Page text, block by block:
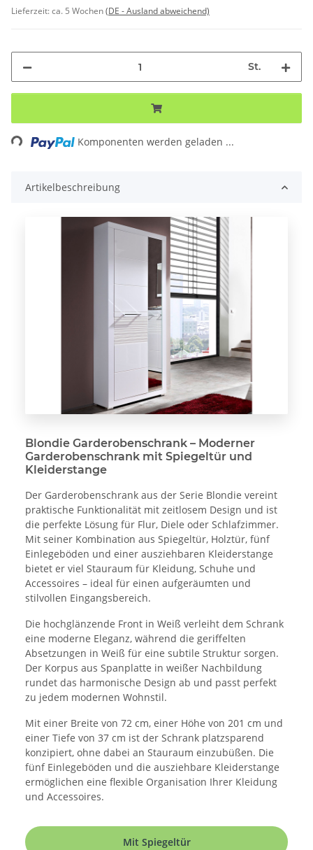
Lieferzeit:ca. 5 Wochen(DE - Ausland abweichend)
St.
Loading... Komponenten werden geladen ...
Artikelbeschreibung
Blondie Garderobenschrank – Moderner
Garderobenschrank mit Spiegeltür und
Kleiderstange
Der Garderobenschrank aus der Serie Blondie vereint
praktische Funktionalität mit zeitlosem Design und ist
die perfekte Lösung für Flur, Diele oder Schlafzimmer.
Mit seiner Kombination aus Spiegeltür, Holztür, fünf
Einlegeböden und einer ausziehbaren Kleiderstange
bietet er viel Stauraum für Kleidung, Schuhe und
Accessoires – ideal für einen aufgeräumten und
stilvollen Eingangsbereich.
Die hochglänzende Front in Weiß verleiht dem Schrank
eine moderne Eleganz, während die geriffelten
Absetzungen in Weiß für eine subtile Struktur sorgen.
Der Korpus aus Spanplatte in weißer Nachbildung
rundet das harmonische Design ab und passt perfekt
zu jedem modernen Wohnstil.
Mit einer Breite von 72 cm, einer Höhe von 201 cm und
einer Tiefe von 37 cm ist der Schrank platzsparend
konzipiert, ohne dabei an Stauraum einzubüßen. Die
fünf Einlegeböden und die ausziehbare Kleiderstange
ermöglichen eine flexible Organisation Ihrer Kleidung
und Accessoires.
Mit Spiegeltür